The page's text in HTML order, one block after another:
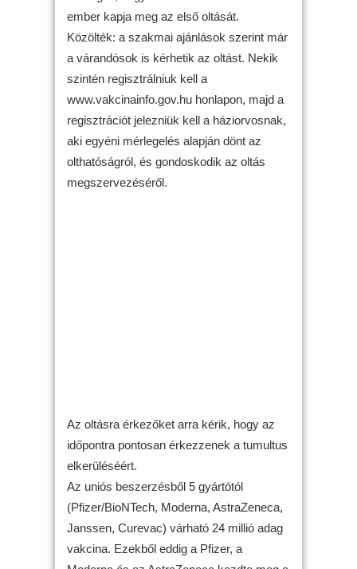
ember kapja meg az első oltását.
Közölték: a szakmai ajánlások szerint már
a várandósok is kérhetik az oltást. Nekik
szintén regisztrálniuk kell a
www.vakcinainfo.gov.hu honlapon, majd a
regisztrációt jelezniük kell a háziorvosnak,
aki egyéni mérlegelés alapján dönt az
olthatóságról, és gondoskodik az oltás
megszervezéséről.
Az oltásra érkezőket arra kérik, hogy az
időpontra pontosan érkezzenek a tumultus
elkerüléséért.
Az uniós beszerzésből 5 gyártótól
(Pfizer/BioNTech, Moderna, AstraZeneca,
Janssen, Curevac) várható 24 millió adag
vakcina. Ezekből eddig a Pfizer, a